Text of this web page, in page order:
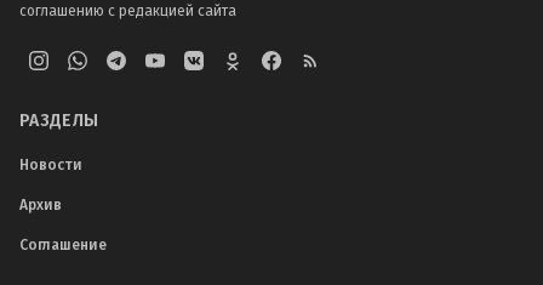
соглашению с редакцией сайта
РАЗДЕЛЫ
Новости
Архив
Соглашение